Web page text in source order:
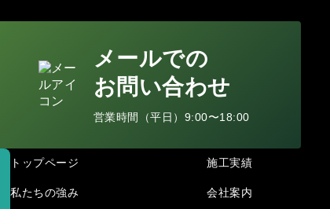
メールでの
お問い合わせ
営業時間（平日）9:00〜18:00
トップページ
私たちの強み
施工実績
会社案内